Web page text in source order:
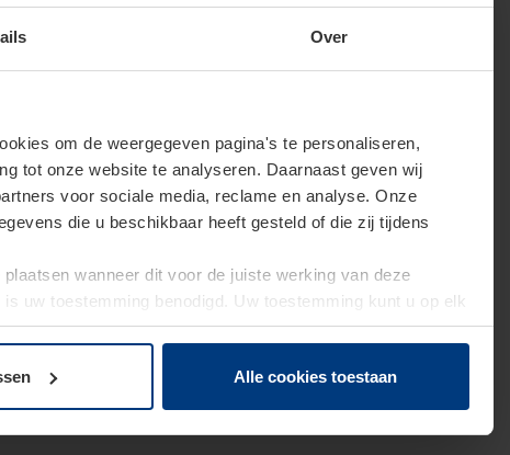
Over
om de weergegeven pagina's te personaliseren,
tot onze website te analyseren. Daarnaast geven wij
voor sociale media, reclame en analyse. Onze
die u beschikbaar heeft gesteld of die zij tijdens
wanneer dit voor de juiste werking van deze
uw toestemming benodigd. Uw toestemming kunt u op elk
op onze website wijzigen of herroepen.
Alle cookies toestaan